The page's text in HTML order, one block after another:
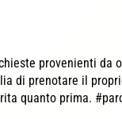
provenienti da
di prenotare il
quanto prima.